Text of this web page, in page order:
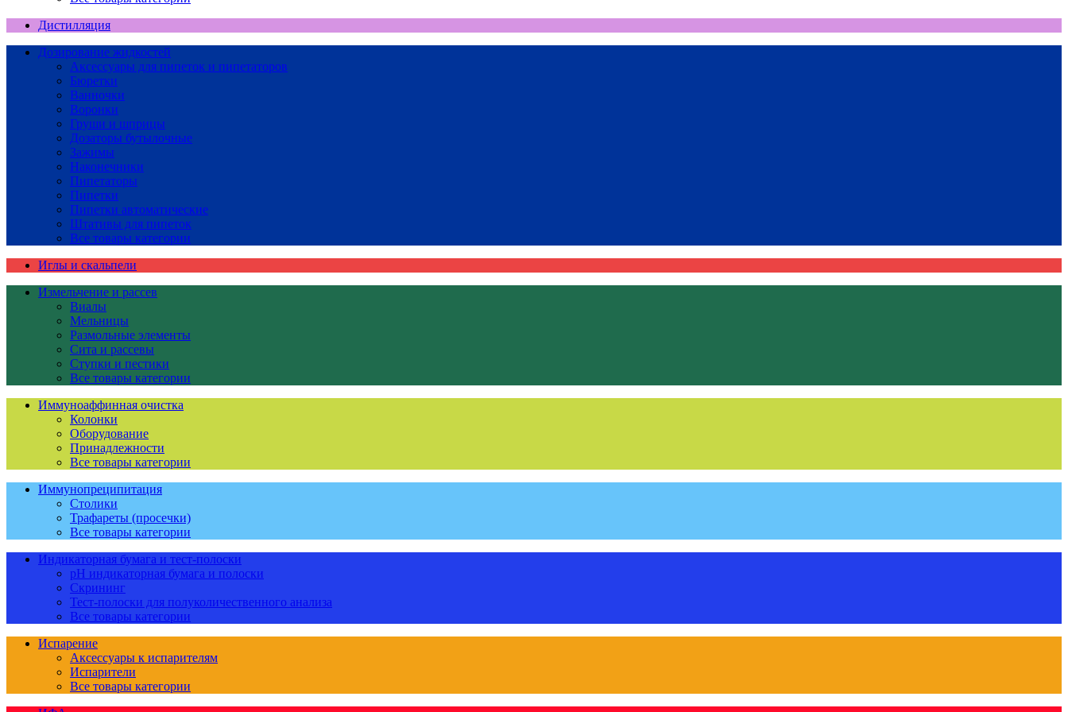
Дистилляция
Дозирование жидкостей
Аксессуары для пипеток и пипетаторов
Бюретки
Ванночки
Воронки
Груши и шприцы
Дозаторы бутылочные
Зажимы
Наконечники
Пипетаторы
Пипетки
Пипетки автоматические
Штативы для пипеток
Все товары категории
Иглы и скальпели
Измельчение и рассев
Виалы
Мельницы
Размольные элементы
Сита и рассевы
Ступки и пестики
Все товары категории
Иммуноаффинная очистка
Колонки
Оборудование
Принадлежности
Все товары категории
Иммунопреципитация
Столики
Трафареты (просечки)
Все товары категории
Индикаторная бумага и тест-полоски
pH индикаторная бумага и полоски
Скрининг
Тест-полоски для полуколичественного анализа
Все товары категории
Испарение
Аксессуары к испарителям
Испарители
Все товары категории